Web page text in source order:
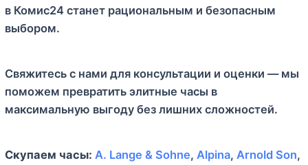
в Комис24 станет рациональным и безопасным
выбором.
Свяжитесь с нами для консультации и оценки — мы
поможем превратить элитные часы в
максимальную выгоду без лишних сложностей.
Скупаем часы: A. Lange & Sohne, Alpina, Arnold Son,